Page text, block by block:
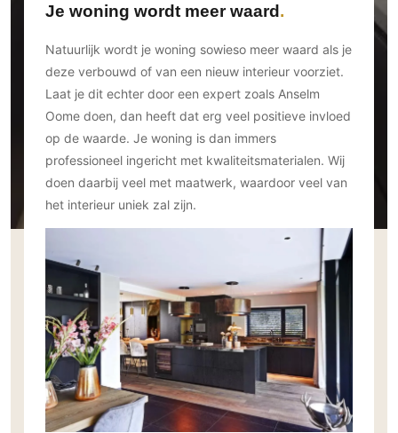
Keuken
Keukens
Keukenapparatuur
Keukenbladen
Keukenaccessoires
Ramen en deuren
Aluminium deuren
Houten deuren
Stalen deuren
Systeemwanden
Deurbeslag
Raambeslag
Meubelbeslag
Overig
3D visualisaties
Gevelbekleding
Gevelstenen
Houten gevelbekleding
Stucwerk
Buitenvloeren
Natuursteen en keramiek
buitenvloeren
Vlonders
Zonwering
Bijgebouw / Poolhouse
Terrasoverkapping
Zakelijk
Horeca
Kantoor
Je woning wordt meer waard
Natuurlijk wordt je woning sowieso meer waard als je
deze verbouwd of van een nieuw interieur voorziet.
Laat je dit echter door een expert zoals Anselm
Oome doen, dan heeft dat erg veel positieve invloed
op de waarde. Je woning is dan immers
professioneel ingericht met kwaliteitsmaterialen. Wij
doen daarbij veel met maatwerk, waardoor veel van
het interieur uniek zal zijn.